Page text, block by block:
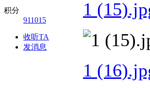
积分
911015
收听TA
发消息
1
1